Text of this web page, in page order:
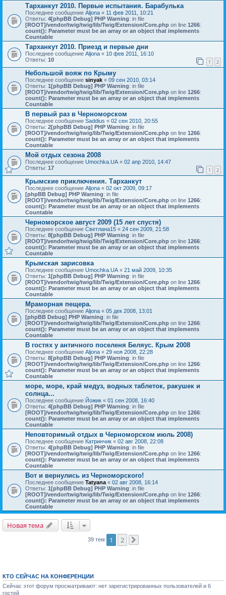
Тарханкут 2010. Первые испытания. Барабулька
Последнее сообщение Aljona « 11 фев 2011, 10:21
Ответы: 4[phpBB Debug] PHP Warning: in file
[ROOT]/vendor/twig/twig/lib/Twig/Extension/Core.php on line 1266:
count(): Parameter must be an array or an object that implements
Countable
Тарханкут 2010. Приезд и первые дни
Последнее сообщение Aljona « 10 фев 2011, 16:10
Ответы: 10 1 2
Небольшой вояж по Крыму
Последнее сообщение sinyak « 09 сен 2010, 03:14
Ответы: 1[phpBB Debug] PHP Warning: in file
[ROOT]/vendor/twig/twig/lib/Twig/Extension/Core.php on line 1266:
count(): Parameter must be an array or an object that implements
Countable
В первый раз в Черноморском
Последнее сообщение Saddius « 02 сен 2010, 20:55
Ответы: 2[phpBB Debug] PHP Warning: in file
[ROOT]/vendor/twig/twig/lib/Twig/Extension/Core.php on line 1266:
count(): Parameter must be an array or an object that implements
Countable
Мой отдых сезона 2008
Последнее сообщение Umochka.UA « 02 апр 2010, 14:47
Ответы: 17 1 2
Крымские приключения. Тарханкут
Последнее сообщение Aljona « 02 окт 2009, 09:17
[phpBB Debug] PHP Warning: in file
[ROOT]/vendor/twig/twig/lib/Twig/Extension/Core.php on line 1266:
count(): Parameter must be an array or an object that implements
Countable
Черноморское август 2009 (15 лет спустя)
Последнее сообщение Светлана15 « 24 сен 2009, 21:58
Ответы: 8[phpBB Debug] PHP Warning: in file
[ROOT]/vendor/twig/twig/lib/Twig/Extension/Core.php on line 1266:
count(): Parameter must be an array or an object that implements
Countable
Крымская зарисовка
Последнее сообщение Umochka.UA « 21 май 2009, 10:35
Ответы: 1 [phpBB Debug] PHP Warning: in file
[ROOT]/vendor/twig/twig/lib/Twig/Extension/Core.php on line 1266:
count(): Parameter must be an array or an object that implements
Countable
Мраморная пещера.
Последнее сообщение Aljona « 05 дек 2008, 13:01
[phpBB Debug] PHP Warning: in file
[ROOT]/vendor/twig/twig/lib/Twig/Extension/Core.php on line 1266:
count(): Parameter must be an array or an object that implements
Countable
В гостях у античного поселеня Беляус. Крым 2008
Последнее сообщение Aljona « 29 ноя 2008, 22:28
Ответы: 8[phpBB Debug] PHP Warning: in file
[ROOT]/vendor/twig/twig/lib/Twig/Extension/Core.php on line 1266:
count(): Parameter must be an array or an object that implements
Countable
море, море, край медуз, водных таблеток, ракушек и
солнца...
Последнее сообщение Йожик « 01 сен 2008, 16:40
Ответы: 4[phpBB Debug] PHP Warning: in file
[ROOT]/vendor/twig/twig/lib/Twig/Extension/Core.php on line 1266:
count(): Parameter must be an array or an object that implements
Countable
Неповторимый отдых в Черноморском июль 2008)
Последнее сообщение Катринчик « 02 авг 2008, 22:08
Ответы: 4[phpBB Debug] PHP Warning: in file
[ROOT]/vendor/twig/twig/lib/Twig/Extension/Core.php on line 1266:
count(): Parameter must be an array or an object that implements
Countable
Вот и вернулись из Черноморского!
Последнее сообщение Tatyana « 02 авг 2008, 16:14
Ответы: 1 [phpBB Debug] PHP Warning: in file
[ROOT]/vendor/twig/twig/lib/Twig/Extension/Core.php on line 1266:
count(): Parameter must be an array or an object that implements
Countable
Новая тема
39 тем 1 2
КТО СЕЙЧАС НА КОНФЕРЕНЦИИ
Сейчас этот форум просматривают: нет зарегистрированных пользователей и 6
гостей